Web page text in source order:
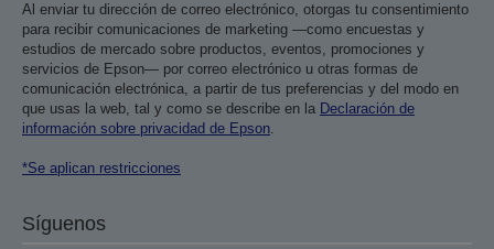
Al enviar tu dirección de correo electrónico, otorgas tu consentimiento
para recibir comunicaciones de marketing —como encuestas y
estudios de mercado sobre productos, eventos, promociones y
servicios de Epson— por correo electrónico u otras formas de
comunicación electrónica, a partir de tus preferencias y del modo en
que usas la web, tal y como se describe en la Declaración de
información sobre privacidad de Epson.
*Se aplican restricciones
Síguenos